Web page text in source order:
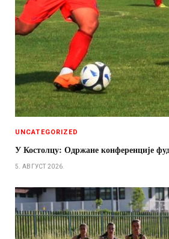
UNCATEGORIZED
У Костолцу: Одржане конференције
5. АВГУСТ 2026.